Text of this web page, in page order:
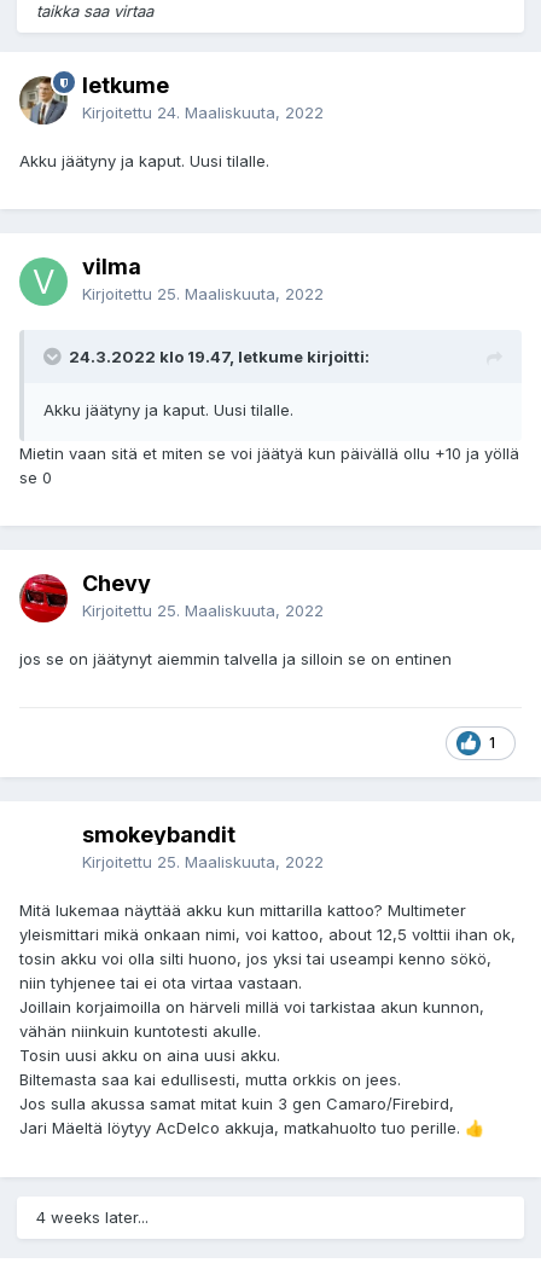
taikka saa virtaa
letkume
Kirjoitettu 24. Maaliskuuta, 2022
Akku jäätyny ja kaput. Uusi tilalle.
vilma
Kirjoitettu 25. Maaliskuuta, 2022
24.3.2022 klo 19.47, letkume kirjoitti:
Akku jäätyny ja kaput. Uusi tilalle.
Mietin vaan sitä et miten se voi jäätyä kun päivällä ollu +10 ja yöllä
se 0
Chevy
Kirjoitettu 25. Maaliskuuta, 2022
jos se on jäätynyt aiemmin talvella ja silloin se on entinen
1
smokeybandit
Kirjoitettu 25. Maaliskuuta, 2022
Mitä lukemaa näyttää akku kun mittarilla kattoo? Multimeter
yleismittari mikä onkaan nimi, voi kattoo, about 12,5 volttii ihan ok,
tosin akku voi olla silti huono, jos yksi tai useampi kenno sökö,
niin tyhjenee tai ei ota virtaa vastaan.
Joillain korjaimoilla on härveli millä voi tarkistaa akun kunnon,
vähän niinkuin kuntotesti akulle.
Tosin uusi akku on aina uusi akku.
Biltemasta saa kai edullisesti, mutta orkkis on jees.
Jos sulla akussa samat mitat kuin 3 gen Camaro/Firebird,
Jari Mäeltä löytyy AcDelco akkuja, matkahuolto tuo perille. 👍
4 weeks later...